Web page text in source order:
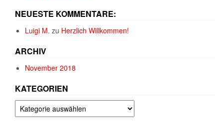
NEUESTE KOMMENTARE:
Luigi M. zu Herzlich Willkommen!
ARCHIV
November 2018
KATEGORIEN
Kategorien